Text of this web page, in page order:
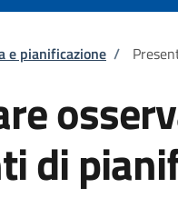
pane
e pianificazione /
di